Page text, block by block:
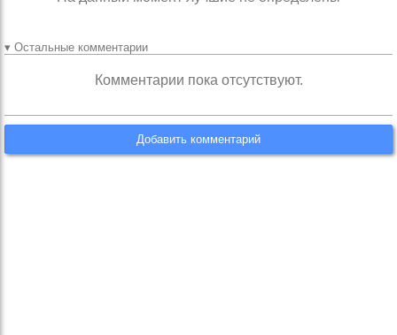
▾ Остальные комментарии
Комментарии пока отсутствуют.
Добавить комментарий